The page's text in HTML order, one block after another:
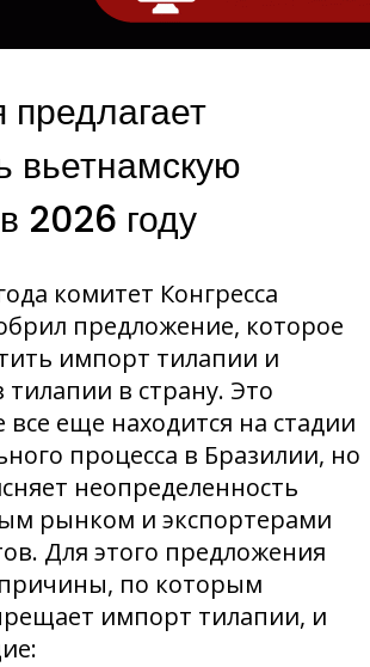
вьетнамскую
2026 году
комитет Конгресса
предложение, которое
импорт тилапии и
тилапии в страну. Это
еще находится на стадии
процесса в Бразилии, но
неопределенность
рынком и экспортерами
Для этого предложения
по которым
импорт тилапии, и